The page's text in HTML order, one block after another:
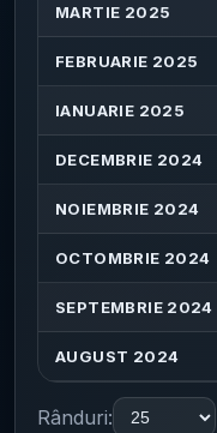
MARTIE 2025
FEBRUARIE 2025
IANUARIE 2025
DECEMBRIE 2024
NOIEMBRIE 2024
OCTOMBRIE 2024
SEPTEMBRIE 2024
AUGUST 2024
Rânduri: